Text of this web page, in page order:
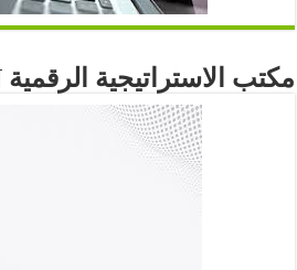
مكتب الاستراتيجية الرقمية BSN